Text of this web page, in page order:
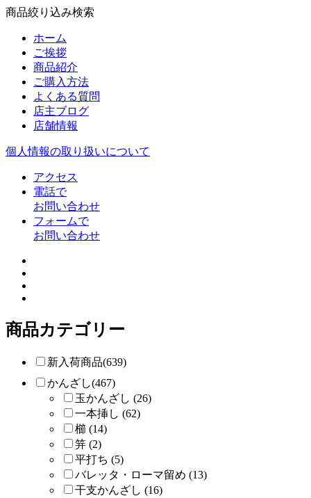
商品絞り込み検索
ホーム
ご挨拶
商品紹介
ご購入方法
よくある質問
店主ブログ
店舗情報
個人情報の取り扱いについて
アクセス
電話で
お問い合わせ
フォームで
お問い合わせ
商品カテゴリー
新入荷商品(639)
かんざし(467)
玉かんざし (26)
一本挿し (62)
櫛 (14)
笄 (2)
平打ち (5)
バレッタ・ローマ留め (13)
干支かんざし (16)